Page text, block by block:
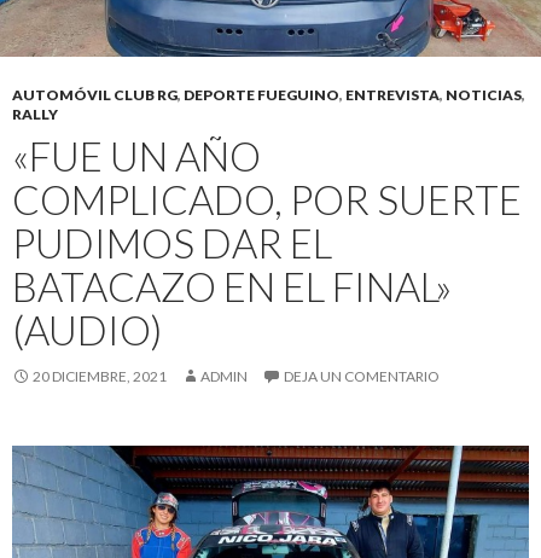
AUTOMÓVIL CLUB RG, DEPORTE FUEGUINO, ENTREVISTA, NOTICIAS,
RALLY
«FUE UN AÑO
COMPLICADO, POR SUERTE
PUDIMOS DAR EL
BATACAZO EN EL FINAL»
(AUDIO)
20 DICIEMBRE, 2021 ADMIN DEJA UN COMENTARIO